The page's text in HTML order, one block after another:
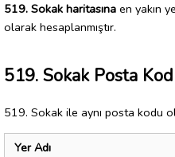
519. Sokak haritasına en yakın
olarak hesaplanmıştır.
519. Sokak Posta
519. Sokak ile aynı posta kodu
Yer Adı